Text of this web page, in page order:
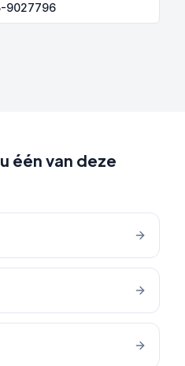
9027796
één van deze